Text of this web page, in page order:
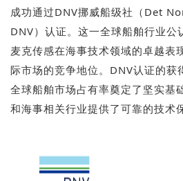
成功通过DNV挪威船级社
（Det
DNV）认证。这一全球船舶行业公
麦克传感在海事技术领域的卓越表
际市场的竞争地位。DNV认证的获
全球船舶市场占有率奠定了坚实基
和海事相关行业提供了可靠的技术